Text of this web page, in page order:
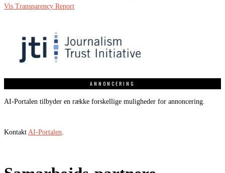
Vis Transparency Report
ANNONCERING
AI-Portalen tilbyder en række forskellige muligheder for annoncering.
Kontakt AI-Portalen